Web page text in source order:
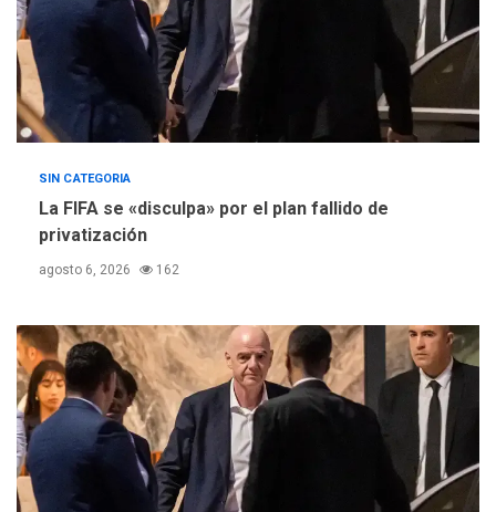
SIN CATEGORIA
La FIFA se «disculpa» por el plan fallido de
privatización
agosto 6, 2026 162